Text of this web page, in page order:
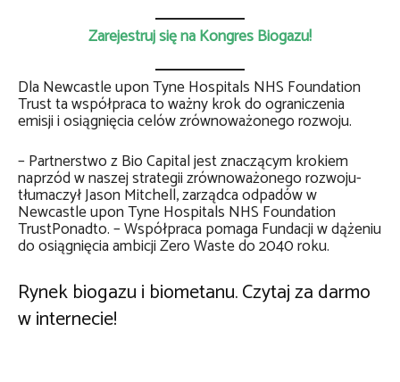
Zarejestruj się na Kongres Biogazu!
Dla Newcastle upon Tyne Hospitals NHS Foundation
Trust ta współpraca to ważny krok do ograniczenia
emisji i osiągnięcia celów zrównoważonego rozwoju.
– Partnerstwo z Bio Capital jest znaczącym krokiem
naprzód w naszej strategii zrównoważonego rozwoju-
tłumaczył Jason Mitchell, zarządca odpadów w
Newcastle upon Tyne Hospitals NHS Foundation
TrustPonadto. – Współpraca pomaga Fundacji w dążeniu
do osiągnięcia ambicji Zero Waste do 2040 roku.
Rynek biogazu i biometanu. Czytaj za darmo
w internecie!